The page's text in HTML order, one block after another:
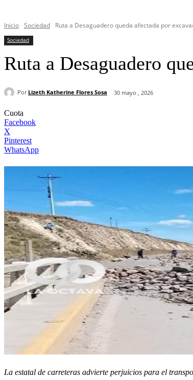
Inicio Sociedad Ruta a Desaguadero queda afectada por
Sociedad
Ruta a Desaguadero
Por Lizeth Katherine Flores Sosa 30 mayo , 2026
Cuota
Facebook
X
Pinterest
WhatsApp
La estatal de carreteras advierte perjuicios para el